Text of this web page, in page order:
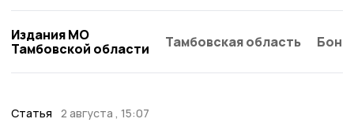
Издания МО
Тамбовской области
Тамбовская область
Статья 2 августа , 15:07